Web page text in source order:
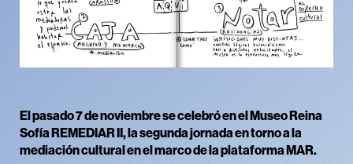
El pasado 7 de noviembre se celebró en el Museo Reina
Sofía REMEDIAR II, la segunda jornada en torno a la
mediación cultural en el marco de la plataforma MAR.